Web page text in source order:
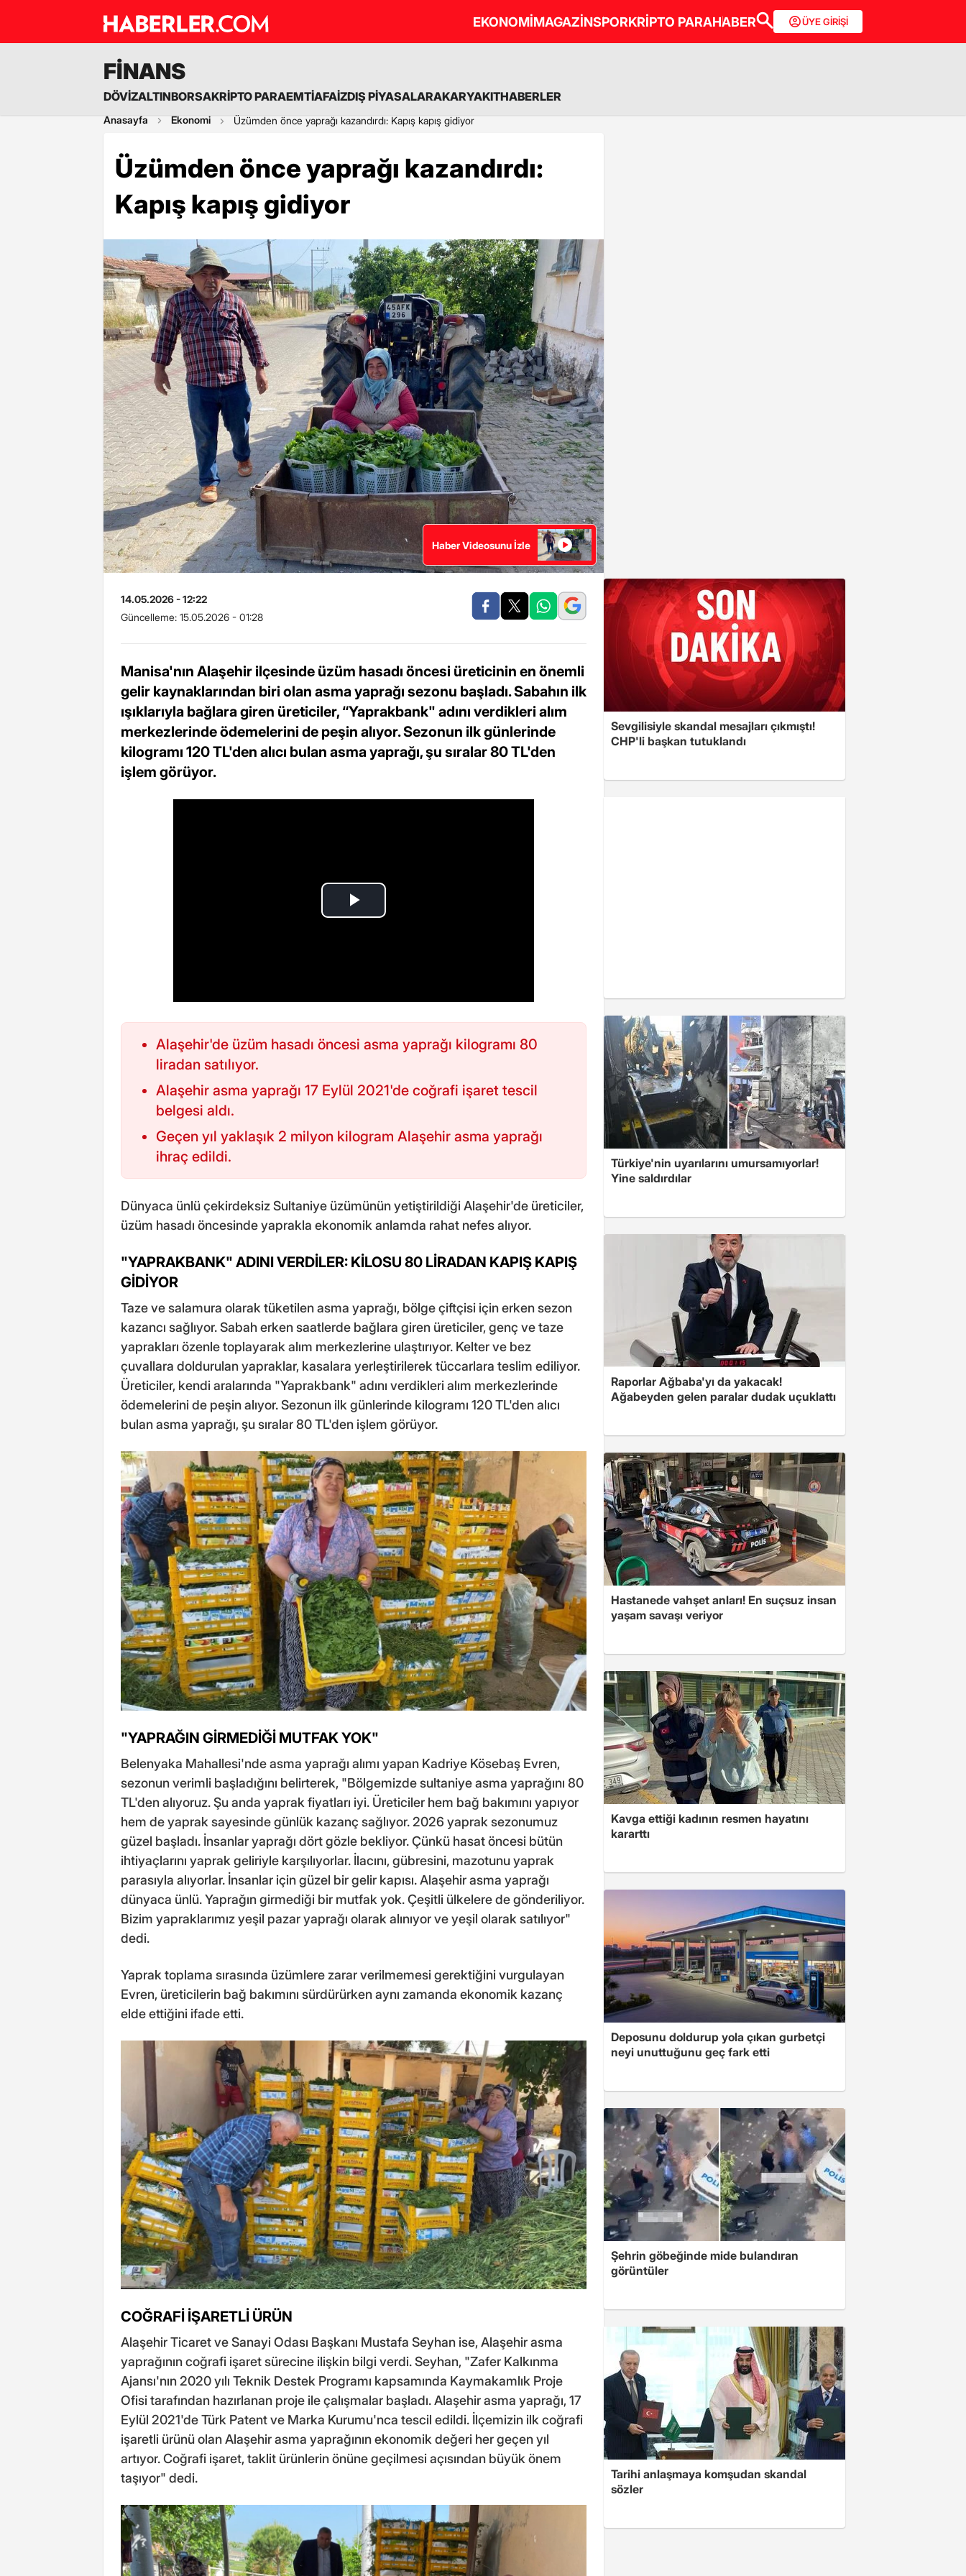
EKONOMİMAGAZİNSPORKRİPTO PARAHABER ÜYE GİRİŞİ
FİNANS
DÖVİZALTINBORSAKRİPTO PARAEMTİAFAİZDIŞ PİYASALARAKARYAKITHABERLER
Anasayfa Ekonomi Üzümden önce yaprağı kazandırdı: Kapış kapış gidiyor
Üzümden önce yaprağı kazandırdı:
Kapış kapış gidiyor
Haber Videosunu İzle
14.05.2026 - 12:22
Güncelleme: 15.05.2026 - 01:28
Manisa'nın Alaşehir ilçesinde üzüm hasadı öncesi üreticinin en önemli
gelir kaynaklarından biri olan asma yaprağı sezonu başladı. Sabahın ilk
ışıklarıyla bağlara giren üreticiler, “Yaprakbank" adını verdikleri alım
merkezlerinde ödemelerini de peşin alıyor. Sezonun ilk günlerinde
kilogramı 120 TL'den alıcı bulan asma yaprağı, şu sıralar 80 TL'den
işlem görüyor.
Alaşehir'de üzüm hasadı öncesi asma yaprağı kilogramı 80
liradan satılıyor.
Alaşehir asma yaprağı 17 Eylül 2021'de coğrafi işaret tescil
belgesi aldı.
Geçen yıl yaklaşık 2 milyon kilogram Alaşehir asma yaprağı
ihraç edildi.
Dünyaca ünlü çekirdeksiz Sultaniye üzümünün yetiştirildiği Alaşehir'de üreticiler,
üzüm hasadı öncesinde yaprakla ekonomik anlamda rahat nefes alıyor.
"YAPRAKBANK" ADINI VERDİLER: KİLOSU 80 LİRADAN KAPIŞ KAPIŞ
GİDİYOR
Taze ve salamura olarak tüketilen asma yaprağı, bölge çiftçisi için erken sezon
kazancı sağlıyor. Sabah erken saatlerde bağlara giren üreticiler, genç ve taze
yaprakları özenle toplayarak alım merkezlerine ulaştırıyor. Kelter ve bez
çuvallara doldurulan yapraklar, kasalara yerleştirilerek tüccarlara teslim ediliyor.
Üreticiler, kendi aralarında "Yaprakbank" adını verdikleri alım merkezlerinde
ödemelerini de peşin alıyor. Sezonun ilk günlerinde kilogramı 120 TL'den alıcı
bulan asma yaprağı, şu sıralar 80 TL'den işlem görüyor.
"YAPRAĞIN GİRMEDİĞİ MUTFAK YOK"
Belenyaka Mahallesi'nde asma yaprağı alımı yapan Kadriye Kösebaş Evren,
sezonun verimli başladığını belirterek, "Bölgemizde sultaniye asma yaprağını 80
TL'den alıyoruz. Şu anda yaprak fiyatları iyi. Üreticiler hem bağ bakımını yapıyor
hem de yaprak sayesinde günlük kazanç sağlıyor. 2026 yaprak sezonumuz
güzel başladı. İnsanlar yaprağı dört gözle bekliyor. Çünkü hasat öncesi bütün
ihtiyaçlarını yaprak geliriyle karşılıyorlar. İlacını, gübresini, mazotunu yaprak
parasıyla alıyorlar. İnsanlar için güzel bir gelir kapısı. Alaşehir asma yaprağı
dünyaca ünlü. Yaprağın girmediği bir mutfak yok. Çeşitli ülkelere de gönderiliyor.
Bizim yapraklarımız yeşil pazar yaprağı olarak alınıyor ve yeşil olarak satılıyor"
dedi.
Yaprak toplama sırasında üzümlere zarar verilmemesi gerektiğini vurgulayan
Evren, üreticilerin bağ bakımını sürdürürken aynı zamanda ekonomik kazanç
elde ettiğini ifade etti.
COĞRAFİ İŞARETLİ ÜRÜN
Alaşehir Ticaret ve Sanayi Odası Başkanı Mustafa Seyhan ise, Alaşehir asma
yaprağının coğrafi işaret sürecine ilişkin bilgi verdi. Seyhan, "Zafer Kalkınma
Ajansı'nın 2020 yılı Teknik Destek Programı kapsamında Kaymakamlık Proje
Ofisi tarafından hazırlanan proje ile çalışmalar başladı. Alaşehir asma yaprağı, 17
Eylül 2021'de Türk Patent ve Marka Kurumu'nca tescil edildi. İlçemizin ilk coğrafi
işaretli ürünü olan Alaşehir asma yaprağının ekonomik değeri her geçen yıl
artıyor. Coğrafi işaret, taklit ürünlerin önüne geçilmesi açısından büyük önem
taşıyor" dedi.
Sevgilisiyle skandal mesajları çıkmıştı!
CHP'li başkan tutuklandı
Türkiye'nin uyarılarını umursamıyorlar!
Yine saldırdılar
Raporlar Ağbaba'yı da yakacak!
Ağabeyden gelen paralar dudak uçuklattı
Hastanede vahşet anları! En suçsuz insan
yaşam savaşı veriyor
Kavga ettiği kadının resmen hayatını
kararttı
Deposunu doldurup yola çıkan gurbetçi
neyi unuttuğunu geç fark etti
Şehrin göbeğinde mide bulandıran
görüntüler
Tarihi anlaşmaya komşudan skandal
sözler